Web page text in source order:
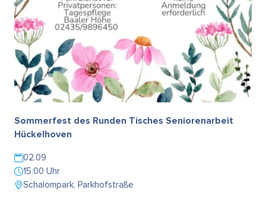
Sommerfest des Runden Tisches Seniorenarbeit
Hückelhoven
02.09
15:00 Uhr
Schalompark, Parkhofstraße